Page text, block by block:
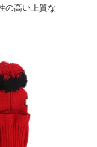
の高い上質な